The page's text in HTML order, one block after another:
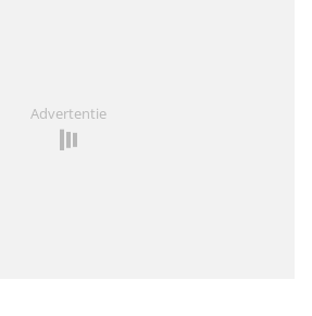
Advertentie